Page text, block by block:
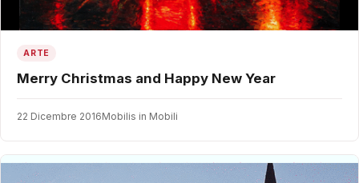
ARTE
Merry Christmas and Happy New Year
22 Dicembre 2016Mobilis in Mobili